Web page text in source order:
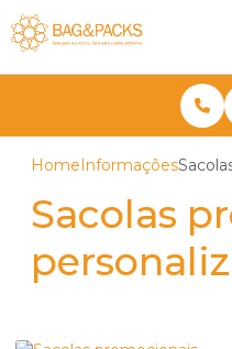
Home Informações
Sacolas